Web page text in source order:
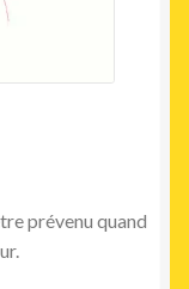
prévenu quand